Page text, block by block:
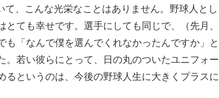
、こんな光栄なことはありません。野球人とし
ても幸せです。選手にしても同じで、（先月、
も「なんで僕を選んでくれなかったんですか」と
。若い彼らにとって、日の丸のついたユニフォー
るというのは、今後の野球人生に大きくプラスに